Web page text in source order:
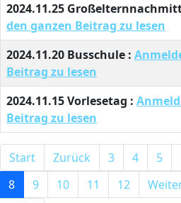
2024.11.25
den ganzen Beitrag zu lesen
2024.11.20 Busschule :
Beitrag zu lesen
2024.11.15 Vorlesetag :
Beitrag zu lesen
Start Zurück 3 4 5
8
9 10 11 12